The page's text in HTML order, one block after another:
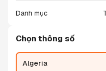
Danh mục
Chọn thông số
Algeria